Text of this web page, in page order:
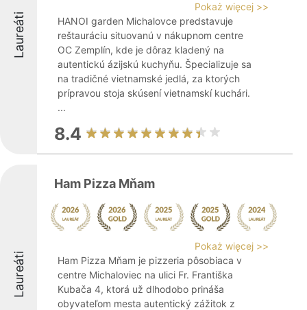
Laureáti
Pokaż więcej >>
HANOI garden Michalovce predstavuje
reštauráciu situovanú v nákupnom centre
OC Zemplín, kde je dôraz kladený na
autentickú ázijskú kuchyňu. Špecializuje sa
na tradičné vietnamské jedlá, za ktorých
prípravou stoja skúsení vietnamskí kuchári.
...
8.4
Laureáti
Ham Pizza Mňam
Pokaż więcej >>
Ham Pizza Mňam je pizzeria pôsobiaca v
centre Michaloviec na ulici Fr. Františka
Kubača 4, ktorá už dlhodobo prináša
obyvateľom mesta autentický zážitok z